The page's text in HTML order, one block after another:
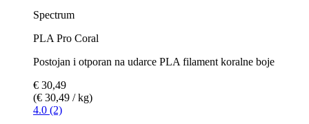
Spectrum
PLA Pro Coral
Postojan i otporan na udarce PLA filament koralne boje
€ 30,49
(€ 30,49 / kg)
4.0 (2)